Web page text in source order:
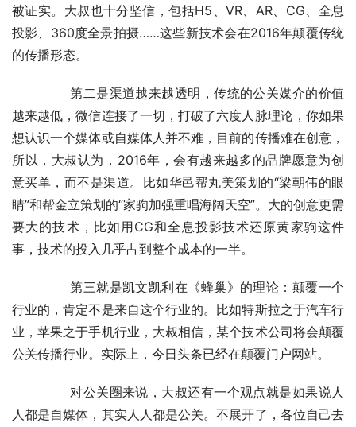
被证实。大叔也十分坚信，包括H5、VR、AR、CG、全息
投影、360度全景拍摄……这些新技术会在2016年颠覆传统
的传播形态。
越来越低，微信连接了一切，打破了六度人脉理论，你如果
想认识一个媒体或自媒体人并不难，目前的传播难在创意，
所以，大叔认为，2016年，会有越来越多的品牌愿意为创
意买单，而不是渠道。比如华邑帮丸美策划的“梁朝伟的眼
睛”和帮金立策划的“家驹加强重唱海阔天空”。大的创意更需
要大的技术，比如用CG和全息投影技术还原黄家驹这件
事，技术的投入几乎占到整个成本的一半。
行业的，肯定不是来自这个行业的。比如特斯拉之于汽车行
业，苹果之于手机行业，大叔相信，某个技术公司将会颠覆
公关传播行业。实际上，今日头条已经在颠覆门户网站。
人都是自媒体，其实人人都是公关。不展开了，各位自己去